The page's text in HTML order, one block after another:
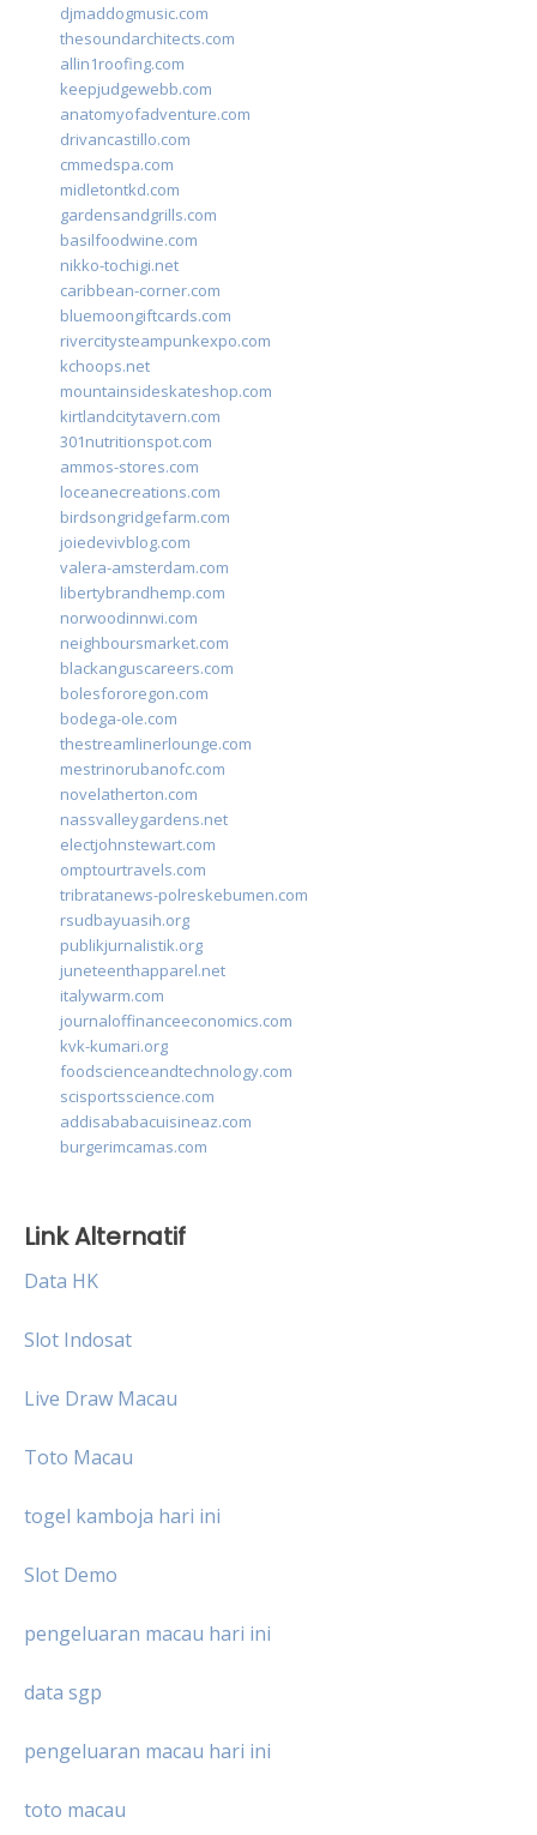
djmaddogmusic.com
thesoundarchitects.com
allin1roofing.com
keepjudgewebb.com
anatomyofadventure.com
drivancastillo.com
cmmedspa.com
midletontkd.com
gardensandgrills.com
basilfoodwine.com
nikko-tochigi.net
caribbean-corner.com
bluemoongiftcards.com
rivercitysteampunkexpo.com
kchoops.net
mountainsideskateshop.com
kirtlandcitytavern.com
301nutritionspot.com
ammos-stores.com
loceanecreations.com
birdsongridgefarm.com
joiedevivblog.com
valera-amsterdam.com
libertybrandhemp.com
norwoodinnwi.com
neighboursmarket.com
blackanguscareers.com
bolesfororegon.com
bodega-ole.com
thestreamlinerlounge.com
mestrinorubanofc.com
novelatherton.com
nassvalleygardens.net
electjohnstewart.com
omptourtravels.com
tribratanews-polreskebumen.com
rsudbayuasih.org
publikjurnalistik.org
juneteenthapparel.net
italywarm.com
journaloffinanceeconomics.com
kvk-kumari.org
foodscienceandtechnology.com
scisportsscience.com
addisababacuisineaz.com
burgerimcamas.com
Link Alternatif
Data HK
Slot Indosat
Live Draw Macau
Toto Macau
togel kamboja hari ini
Slot Demo
pengeluaran macau hari ini
data sgp
pengeluaran macau hari ini
toto macau